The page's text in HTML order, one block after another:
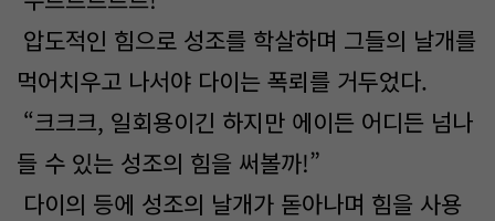
압도적인 힘으로 성조를 학살하며 그들의 날개를
먹어치우고 나서야 다이는 폭뢰를 거두었다.
“크크크, 일회용이긴 하지만 에이든 어디든 넘나
들 수 있는 성조의 힘을 써볼까!”
다이의 등에 성조의 날개가 돋아나며 힘을 사용